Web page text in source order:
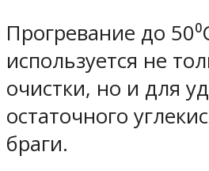
Прогревание до
используется не
очистки, но и для
остаточного
браги.